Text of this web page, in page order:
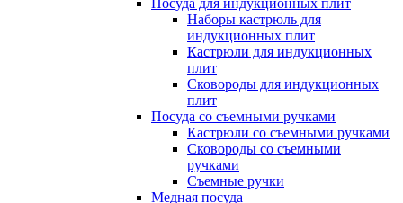
Посуда для индукционных плит
Наборы кастрюль для
индукционных плит
Кастрюли для индукционных
плит
Сковороды для индукционных
плит
Посуда со съемными ручками
Кастрюли со съемными ручками
Сковороды со съемными
ручками
Съемные ручки
Медная посуда